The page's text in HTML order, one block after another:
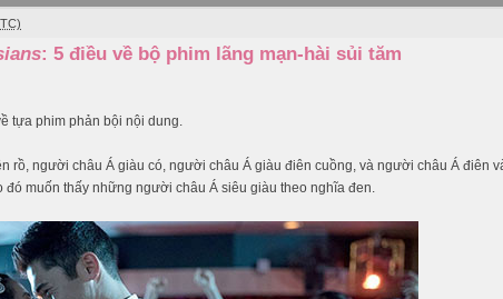
: 5 điều về bộ phim lãng mạn-hài sủi tăm
tựa phim phản bội nội dung.
rồ, người châu Á giàu có, người châu Á giàu điên cuồng, và người châu Á điên
muốn thấy những người châu Á siêu giàu theo nghĩa đen.